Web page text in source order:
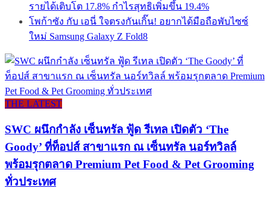
รายได้เติบโต 17.8% กำไรสุทธิเพิ่มขึ้น 19.4%
โพก้าซัง กับ เอนี่ ใจตรงกันเกิ๊น! อยากได้มือถือพับไซซ์
ใหม่ Samsung Galaxy Z Fold8
THE LATEST
SWC ผนึกกำลัง เซ็นทรัล ฟู้ด รีเทล เปิดตัว ‘The
Goody’ ที่ท็อปส์ สาขาแรก ณ เซ็นทรัล นอร์ทวิลล์
พร้อมรุกตลาด Premium Pet Food & Pet Grooming
ทั่วประเทศ